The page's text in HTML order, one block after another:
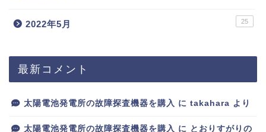
2022年5月 25
最新コメント
太陽電池発電所の故障探査機器を購入 に takahara より
太陽電池発電所の故障探査機器を購入 に とおりすがりの